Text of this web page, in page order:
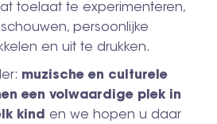
toelaat te experimenteren,
persoonlijke
en uit te drukken.
muzische en culturele
een volwaardige plek in
kind en we hopen u daar